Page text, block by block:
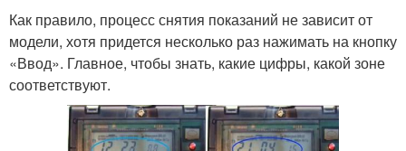
Как правило, процесс снятия показаний не зависит от
модели, хотя придется несколько раз нажимать на кнопку
«Ввод». Главное, чтобы знать, какие цифры, какой зоне
соответствуют.